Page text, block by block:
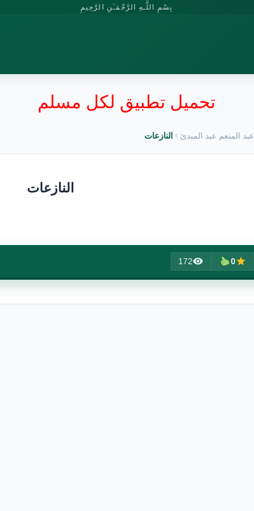
بِسْمِ اللَّـهِ الرَّحْمَـٰنِ الرَّحِيمِ
تحميل تطبيق لكل مسلم
عبد المنعم عبد المبدئ النازعات
النازعات
0
172